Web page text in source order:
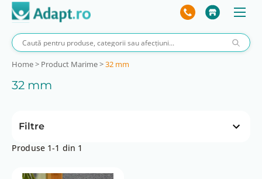
Home> Product Marime>32 mm
32 mm
Filtre
Produse 1-1 din 1